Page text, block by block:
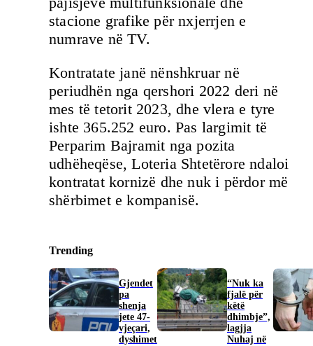
stacione grafike për nxjerrjen e
numrave në TV.
Kontratate janë nënshkruar në
periudhën nga qershori 2022 deri në
mes të tetorit 2023, dhe vlera e tyre
ishte 365.252 euro. Pas largimit të
Perparim Bajramit nga pozita
udhëheqëse, Loteria Shtetërore ndaloi
kontratat kornizë dhe nuk i përdor më
shërbimet e kompanisë.
Trending
Gjendet
pa
shenja
jete 47-
vjeçari,
dyshimet
“Nuk ka
fjalë për
këtë
dhimbje”,
lagjja
Nuhaj në